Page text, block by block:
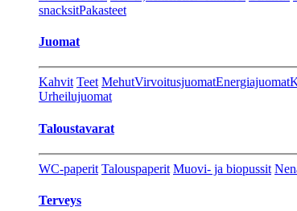
snacksitPakasteet
Juomat
Kahvit Teet MehutVirvoitusjuomatEnergiajuomat
Urheilujuomat
Taloustavarat
WC-paperit Talouspaperit Muovi- ja biopussit
Terveys